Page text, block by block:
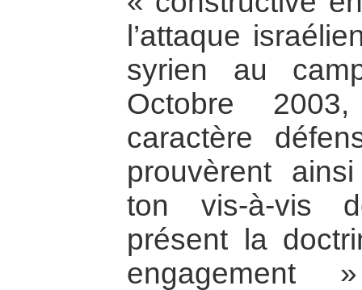
l’attaque
syrien au
Octobre
caractère
prouvèrent
ton vis-à-vis
présent la